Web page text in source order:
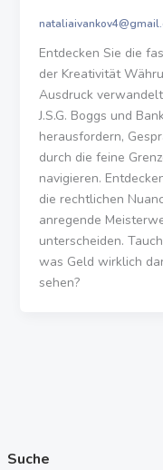
Suche
Entdecken Sie die
der Kreativität
Ausdruck
J.S.G. Boggs und
herausfordern,
durch die feine
navigieren.
die rechtlichen
anregende
unterscheiden.
was Geld wirklich
sehen?